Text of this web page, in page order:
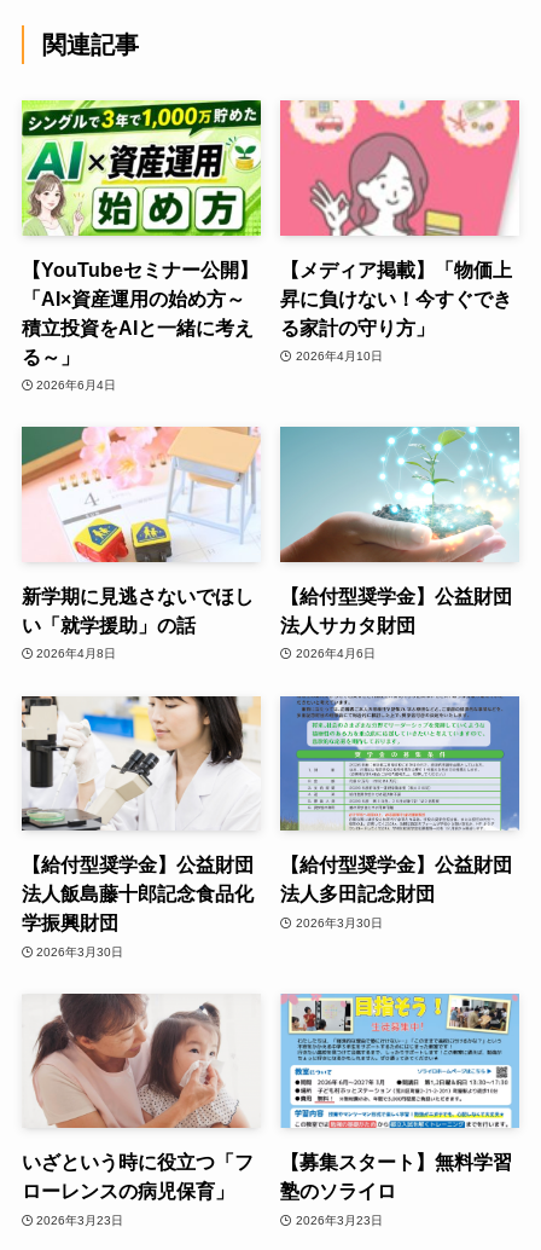
関連記事
【YouTubeセミナー公開】
「AI×資産運用の始め方～
積立投資をAIと一緒に考え
る～」
2026年6月4日
【メディア掲載】「物価上
昇に負けない！今すぐでき
る家計の守り方」
2026年4月10日
新学期に見逃さないでほし
い「就学援助」の話
2026年4月8日
【給付型奨学金】公益財団
法人サカタ財団
2026年4月6日
【給付型奨学金】公益財団
法人飯島藤十郎記念食品化
学振興財団
2026年3月30日
【給付型奨学金】公益財団
法人多田記念財団
2026年3月30日
いざという時に役立つ「フ
ローレンスの病児保育」
2026年3月23日
【募集スタート】無料学習
塾のソライロ
2026年3月23日